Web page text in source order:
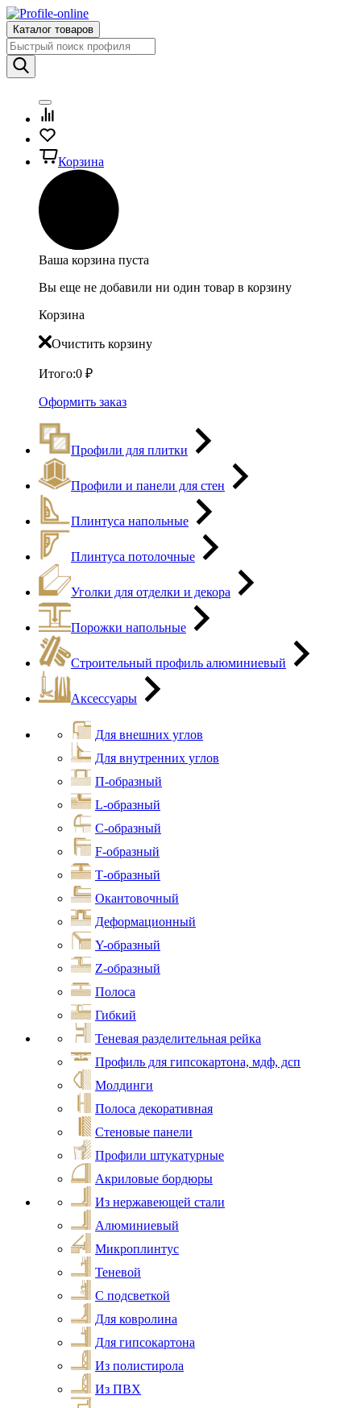
Каталог товаров
Корзина
Ваша корзина пуста
Вы еще не добавили ни один товар в корзину
Корзина
Очистить корзину
Итого:0 ₽
Оформить заказ
Профили для плитки
Профили и панели для стен
Плинтуса напольные
Плинтуса потолочные
Уголки для отделки и декора
Порожки напольные
Строительный профиль алюминиевый
Аксессуары
Для внешних углов
Для внутренних углов
П-образный
L-образный
С-образный
F-образный
Т-образный
Окантовочный
Деформационный
Y-образный
Z-образный
Полоса
Гибкий
Теневая разделительная рейка
Профиль для гипсокартона, мдф, дсп
Молдинги
Полоса декоративная
Стеновые панели
Профили штукатурные
Акриловые бордюры
Из нержавеющей стали
Алюминиевый
Микроплинтус
Теневой
С подсветкой
Для ковролина
Для гипсокартона
Из полистирола
Из ПВХ